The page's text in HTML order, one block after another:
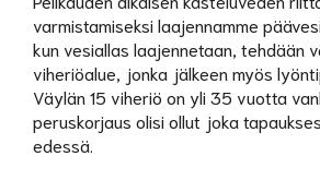
varmistamiseksi laajennamme
kun vesiallas laajennetaan, tehdään
viheriöalue, jonka jälkeen myös
Väylän 15 viheriö on yli 35 vuotta
peruskorjaus olisi ollut joka
edessä.